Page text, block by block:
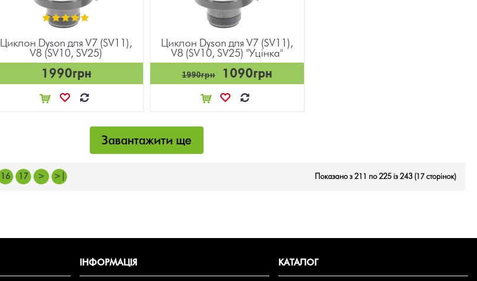
Циклон Dyson для V7 (SV11),
V8 (SV10, SV25)
1990грн
Циклон Dyson для V7 (SV11),
V8 (SV10, SV25) "Уцінка"
1990грн 1090грн
Завантажити ще
16 17 > >| Показано з 211 по 225 із 243 (17 сторінок)
ІНФОРМАЦІЯ КАТАЛОГ